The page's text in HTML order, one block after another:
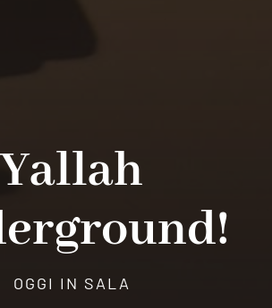
Yallah
OGGI IN SALA